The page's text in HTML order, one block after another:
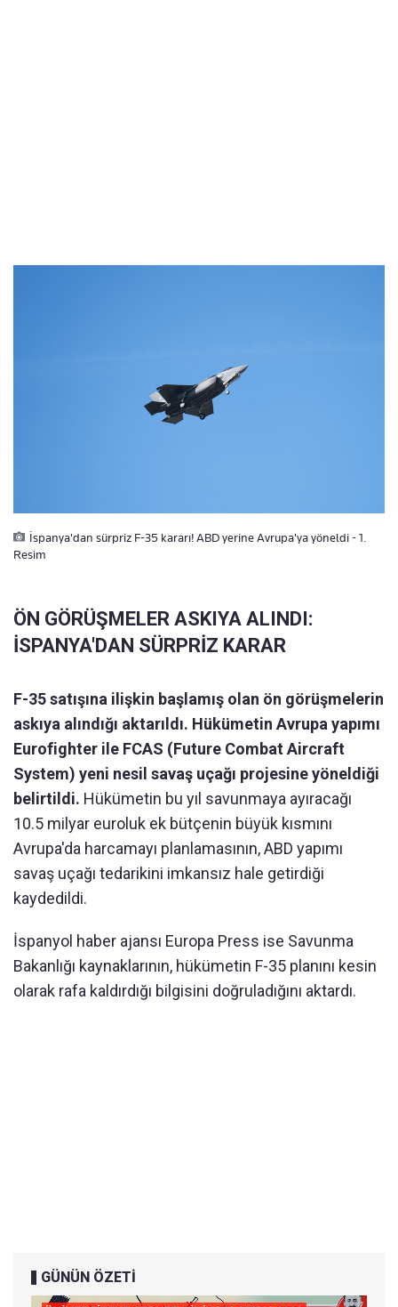
İspanya'dan sürpriz F-35 kararı! ABD yerine Avrupa'ya yöneldi - 1.
Resim
ÖN GÖRÜŞMELER ASKIYA ALINDI:
İSPANYA'DAN SÜRPRİZ KARAR
F-35 satışına ilişkin başlamış olan ön görüşmelerin
askıya alındığı aktarıldı. Hükümetin Avrupa yapımı
Eurofighter ile FCAS (Future Combat Aircraft
System) yeni nesil savaş uçağı projesine yöneldiği
belirtildi. Hükümetin bu yıl savunmaya ayıracağı
10.5 milyar euroluk ek bütçenin büyük kısmını
Avrupa'da harcamayı planlamasının, ABD yapımı
savaş uçağı tedarikini imkansız hale getirdiği
kaydedildi.
İspanyol haber ajansı Europa Press ise Savunma
Bakanlığı kaynaklarının, hükümetin F-35 planını kesin
olarak rafa kaldırdığı bilgisini doğruladığını aktardı.
GÜNÜN ÖZETİ